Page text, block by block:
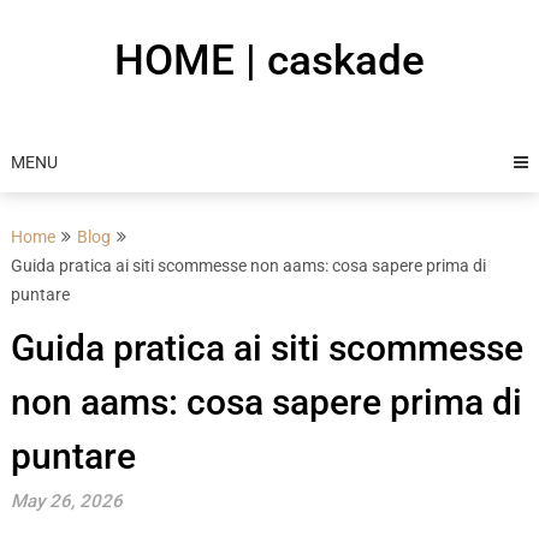
HOME | caskade
MENU
Home
Blog
Guida pratica ai siti scommesse non aams: cosa sapere prima di
puntare
Guida pratica ai siti scommesse
non aams: cosa sapere prima di
puntare
May 26, 2026